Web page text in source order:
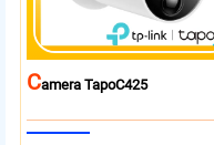
CAmera TapoC425